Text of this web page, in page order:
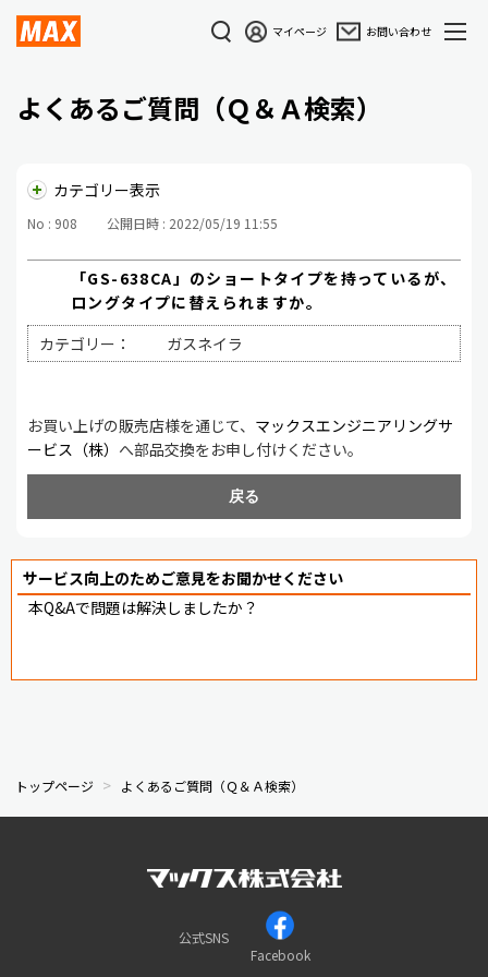
マイページ お問い合わせ
よくあるご質問（Ｑ＆Ａ検索）
カテゴリー表示
No : 908 公開日時 : 2022/05/19 11:55
「GS-638CA」のショートタイプを持っているが、
ロングタイプに替えられますか。
カテゴリー：
ガスネイラ
お買い上げの販売店様を通じて、 マックスエンジニアリングサ
ービス（株） へ部品交換をお申し付けください。
戻る
サービス向上のためご意見をお聞かせください
本Q&Aで問題は解決しましたか？
トップページ よくあるご質問（Ｑ＆Ａ検索）
公式SNS
Facebook